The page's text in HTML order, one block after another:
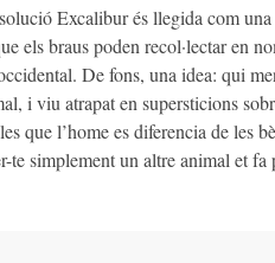
Excalibur és llegida com
els braus poden recol·lectar en
De fons, una idea: qui
i viu atrapat en supersticions
que l’home es diferencia de les
te simplement un altre animal et fa